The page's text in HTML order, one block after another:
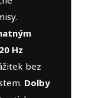
Hz
bez
Dolby